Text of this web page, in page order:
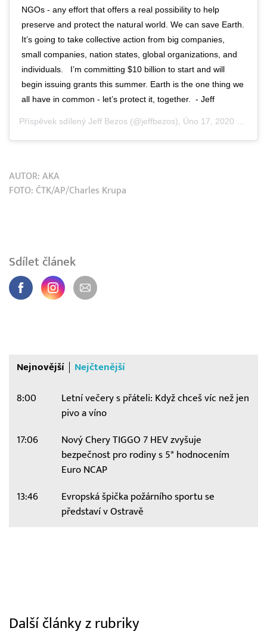
NGOs - any effort that offers a real possibility to help
preserve and protect the natural world. We can save Earth.
It’s going to take collective action from big companies,
small companies, nation states, global organizations, and
individuals. ⁣⁣⁣ ⁣⁣⁣ I’m committing $10 billion to start and will
begin issuing grants this summer. Earth is the one thing we
all have in common - let’s protect it, together.⁣⁣⁣ ⁣⁣⁣ - Jeff
Příspěvek sdílený Jeff Bezos (@jeffbezos), Úno 17, 2020 v 10:00 PST
AUTOR: AKA
FOTO: ČTK/AP/Charles Krupa
Sdílet článek
Nejnovější Nejčtenější
8:00
Letní večery s přáteli: Když chceš víc než jen
pivo a víno
17:06
Nový Chery TIGGO 7 HEV zvyšuje
bezpečnost pro rodiny s 5* hodnocením
Euro NCAP
13:46
Evropská špička požárního sportu se
představí v Ostravě
Další články z rubriky